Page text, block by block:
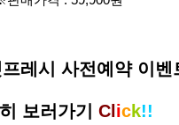
레시 사전예약 이벤
보러가기 Click!!